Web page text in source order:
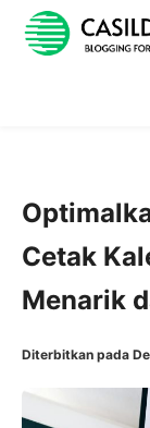
Cetak
Menarik
Diterbitkan pada